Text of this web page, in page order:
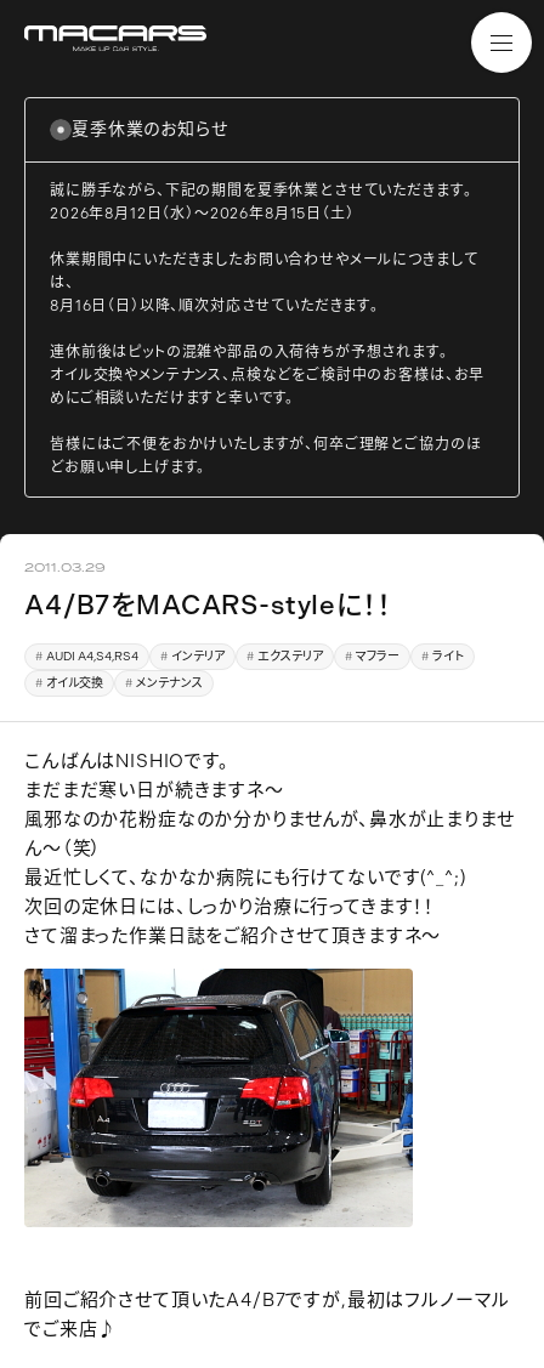
夏季休業のお知らせ
誠に勝手ながら、下記の期間を夏季休業とさせていただきます。
2026年8月12日（水）～2026年8月15日（土）
休業期間中にいただきましたお問い合わせやメールにつきまして
は、
8月16日（日）以降、順次対応させていただきます。
連休前後はピットの混雑や部品の入荷待ちが予想されます。
オイル交換やメンテナンス、点検などをご検討中のお客様は、お早
めにご相談いただけますと幸いです。
皆様にはご不便をおかけいたしますが、何卒ご理解とご協力のほ
どお願い申し上げます。
2011.03.29
A4/B7をMACARS-styleに！！
AUDI A4,S4,RS4 インテリア エクステリア マフラー
ライト
オイル交換
メンテナンス
こんばんはNISHIOです。
まだまだ寒い日が続きますネ～
風邪なのか花粉症なのか分かりませんが、鼻水が止まりませ
ん～（笑）
最近忙しくて、なかなか病院にも行けてないです(^_^;)
次回の定休日には、しっかり治療に行ってきます！！
さて溜まった作業日誌をご紹介させて頂きますネ～
前回ご紹介させて頂いたA4/B7ですが,最初はフルノーマル
でご来店♪